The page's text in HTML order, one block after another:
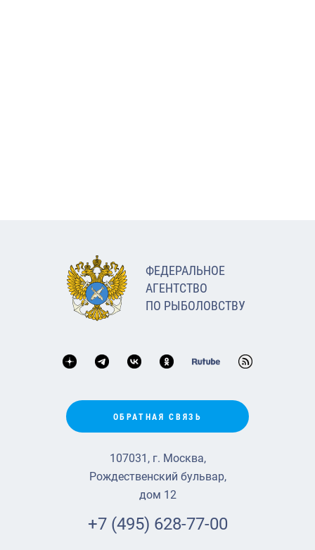
ФЕДЕРАЛЬНОЕ
АГЕНТСТВО
ПО РЫБОЛОВСТВУ
ОБРАТНАЯ СВЯЗЬ
107031, г. Москва,
Рождественский бульвар,
дом 12
+7 (495) 628-77-00